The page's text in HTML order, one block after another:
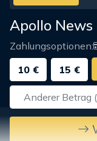
Apollo
Zahlungsoptionen:
10 €
15 €